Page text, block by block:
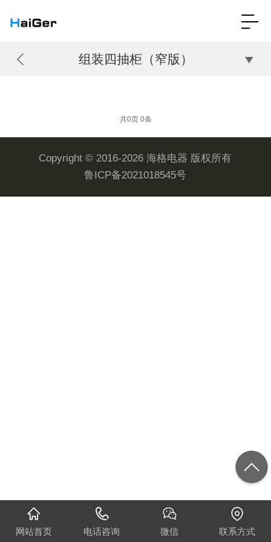
组装四抽柜（窄版）
共0页 0条
Copyright © 2016-2026 海格电器 版权所有
鲁ICP备2021018545号
网站首页 电话咨询 微信 联系方式